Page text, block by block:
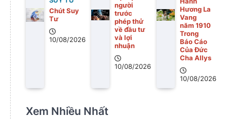
Chút Suy
Tư
10/08/2026
người
trước
phép thử
về đầu tư
và lợi
nhuận
10/08/2026
Hương La
Vang
năm 1910
Trong
Báo Cáo
Của Đức
Cha Allys
10/08/2026
Xem Nhiều Nhất